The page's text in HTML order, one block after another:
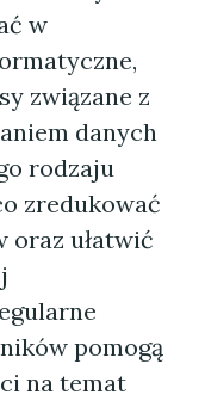
w
związane z
danych
rodzaju
zredukować
oraz ułatwić
pomogą
na temat